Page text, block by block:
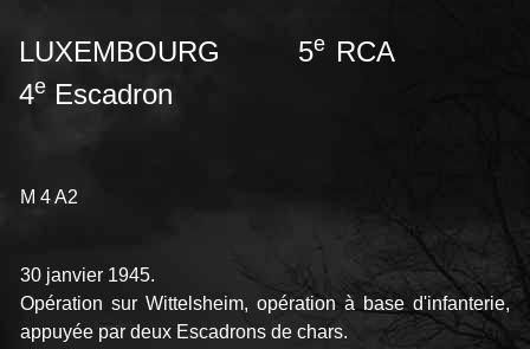
LUXEMBOURG 5e RCA
4e Escadron
M 4 A2
30 janvier 1945.
Opération sur Wittelsheim, opération à base d'infanterie,
appuyée par deux Escadrons de chars.